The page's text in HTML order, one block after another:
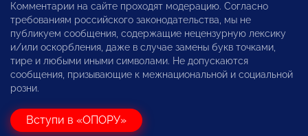
Комментарии на сайте проходят модерацию. Согласно
требованиям российского законодательства, мы не
публикуем сообщения, содержащие нецензурную лексику
и/или оскорбления, даже в случае замены букв точками,
тире и любыми иными символами. Не допускаются
сообщения, призывающие к межнациональной и социальной
розни.
Вступи в «ОПОРУ»